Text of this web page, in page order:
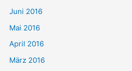
Juni 2016
Mai 2016
April 2016
März 2016